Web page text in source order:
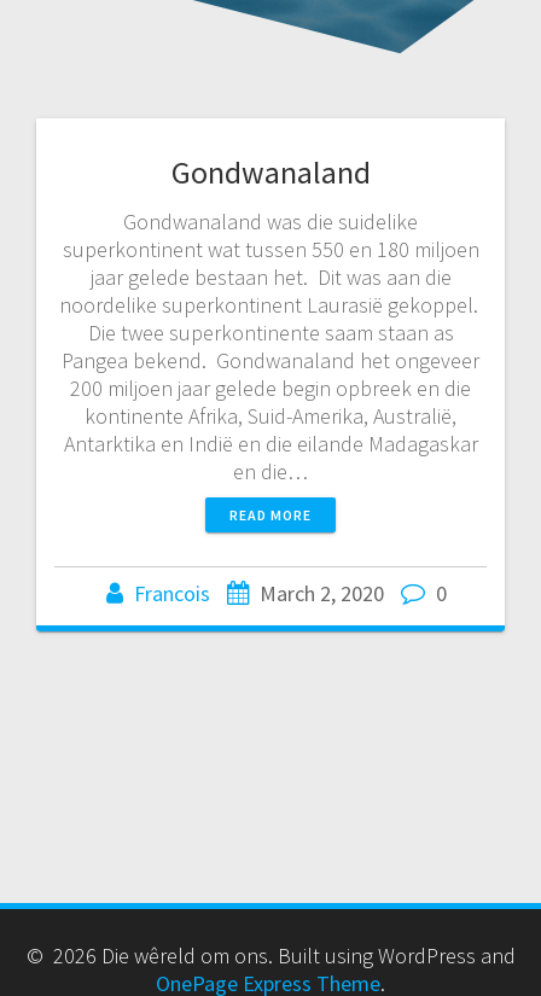
Gondwanaland
Gondwanaland was die suidelike
superkontinent wat tussen 550 en 180 miljoen
jaar gelede bestaan het. Dit was aan die
noordelike superkontinent Laurasië gekoppel.
Die twee superkontinente saam staan as
Pangea bekend. Gondwanaland het ongeveer
200 miljoen jaar gelede begin opbreek en die
kontinente Afrika, Suid-Amerika, Australië,
Antarktika en Indië en die eilande Madagaskar
en die…
READ MORE
Francois March 2, 2020 0
© 2026 Die wêreld om ons. Built using WordPress and
OnePage Express Theme.